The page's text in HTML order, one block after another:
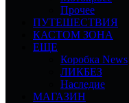
Прочее
ПУТЕШЕСТВИЯ
КАСТОМ ЗОНА
ЕЩЕ
Коробка News
ЛИКБЕЗ
Наследие
МАГАЗИН